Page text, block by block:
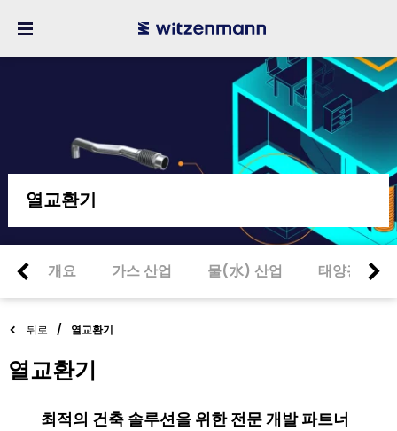
열교환기
개요 가스 산업 물(水) 산업 태양광 산업
뒤로 열교환기
열교환기
최적의 건축 솔루션을 위한 전문 개발 파트너